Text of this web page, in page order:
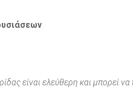
είναι ελεύθερη και μπορεί να